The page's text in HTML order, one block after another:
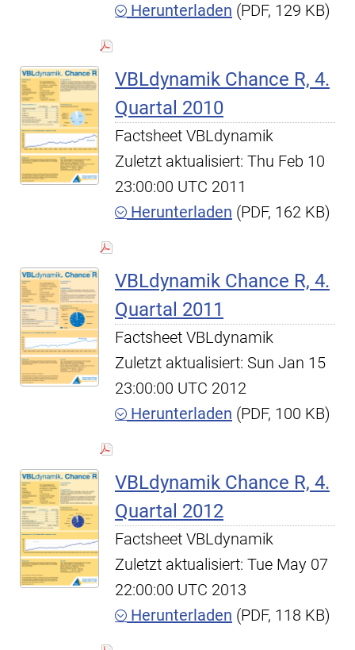
Herunterladen (PDF, 129 KB)
VBLdynamik Chance R, 4.
Quartal 2010
Factsheet VBLdynamik
Zuletzt aktualisiert: Thu Feb 10
23:00:00 UTC 2011
Herunterladen (PDF, 162 KB)
VBLdynamik Chance R, 4.
Quartal 2011
Factsheet VBLdynamik
Zuletzt aktualisiert: Sun Jan 15
23:00:00 UTC 2012
Herunterladen (PDF, 100 KB)
VBLdynamik Chance R, 4.
Quartal 2012
Factsheet VBLdynamik
Zuletzt aktualisiert: Tue May 07
22:00:00 UTC 2013
Herunterladen (PDF, 118 KB)